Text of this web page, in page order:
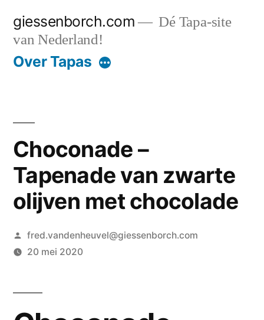
naar
giessenborch.com
Dé Tapa-site
van Nederland!
Over Tapas
Choconade –
Tapenade van zwarte
olijven met chocolade
Geplaatst
door
fred.vandenheuvel@giessenborch.com
20 mei 2020